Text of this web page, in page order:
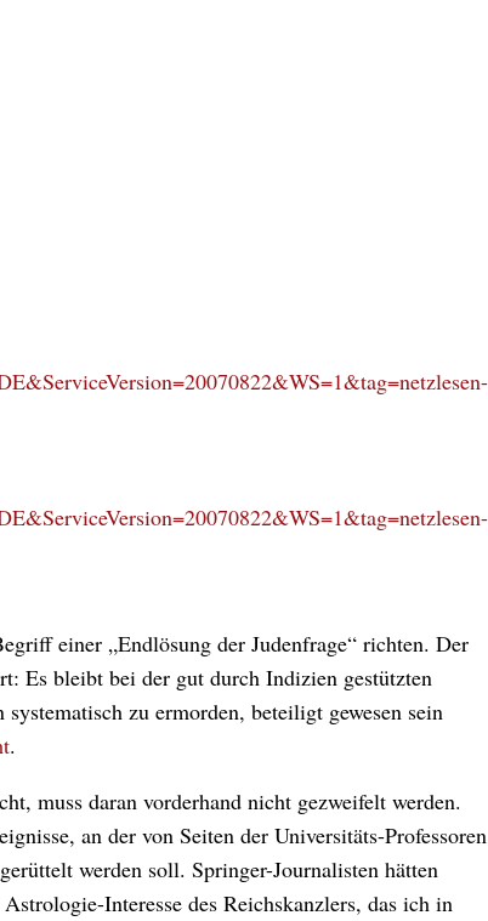
einer „Endlösung der Judenfrage“ richten. Der
Es bleibt bei der gut durch Indizien gestützten
zu ermorden, beteiligt gewesen sein
.
muss daran vorderhand nicht gezweifelt werden.
an der von Seiten der Universitäts-Professoren
werden soll. Springer-Journalisten hätten
Interesse des Reichskanzlers, das ich in